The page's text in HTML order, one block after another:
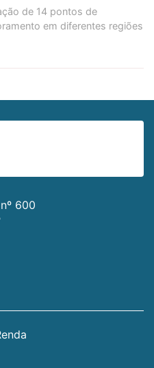
de 14 pontos de
em diferentes regiões
600